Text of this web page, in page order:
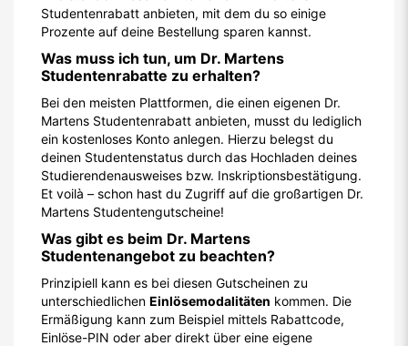
Studentenrabatt anbieten, mit dem du so einige
Prozente auf deine Bestellung sparen kannst.
Was muss ich tun, um Dr. Martens
Studentenrabatte zu erhalten?
Bei den meisten Plattformen, die einen eigenen Dr.
Martens Studentenrabatt anbieten, musst du lediglich
ein kostenloses Konto anlegen. Hierzu belegst du
deinen Studentenstatus durch das Hochladen deines
Studierendenausweises bzw. Inskriptionsbestätigung.
Et voilà – schon hast du Zugriff auf die großartigen Dr.
Martens Studentengutscheine!
Was gibt es beim Dr. Martens
Studentenangebot zu beachten?
Prinzipiell kann es bei diesen Gutscheinen zu
unterschiedlichen Einlösemodalitäten kommen. Die
Ermäßigung kann zum Beispiel mittels Rabattcode,
Einlöse-PIN oder aber direkt über eine eigene